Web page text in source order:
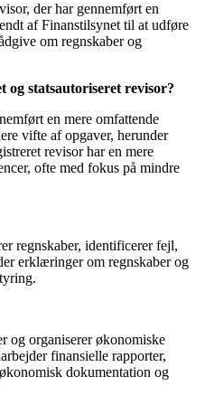
der har gennemført en
af Finanstilsynet til at udføre
om regnskaber og
og statsautoriseret revisor?
en mere omfattende
vifte af opgaver, herunder
revisor har en mere
ofte med fokus på mindre
regnskaber, identificerer fejl,
erklæringer om regnskaber og
og organiserer økonomiske
finansielle rapporter,
dokumentation og